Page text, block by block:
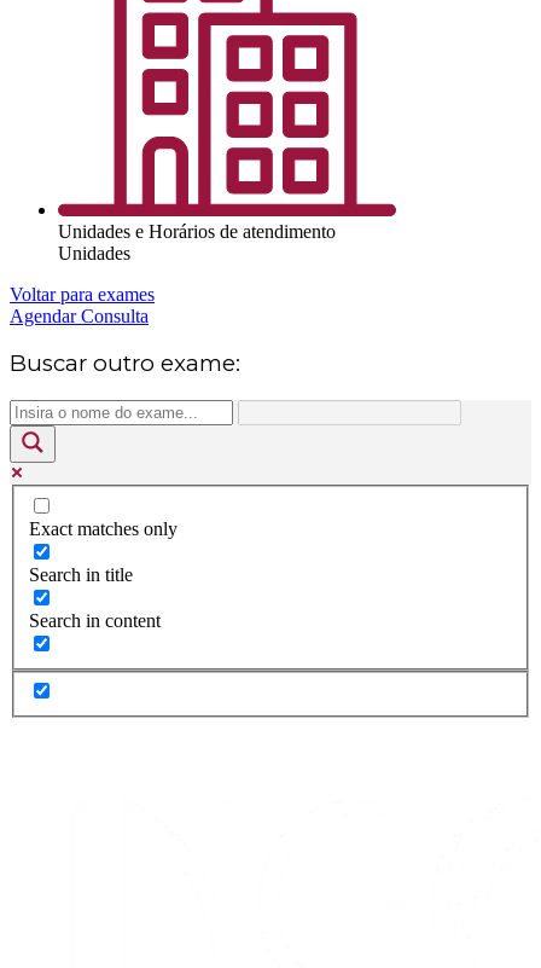
Unidades e Horários de atendimento
Unidades
Voltar para exames
Agendar Consulta
Buscar outro exame:
Exact matches only
Search in title
Search in content